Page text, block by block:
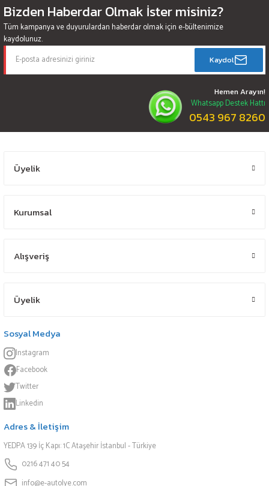
Bizden Haberdar Olmak İster misiniz?
Tüm kampanya ve duyurulardan haberdar olmak için e-bültenimize
kaydolunuz.
Kaydol
Hemen Arayın!
Whatsapp Destek Hattı
0543 967 8260
Üyelik
Kurumsal
Alışveriş
Üyelik
Sosyal Medya
Instagram
Facebook
Twitter
Linkedin
Adres & İletişim
YEDPA 139 İç Kapı: 1C Ataşehir İstanbul - Türkiye
0216 471 40 54
info@e-autolye.com